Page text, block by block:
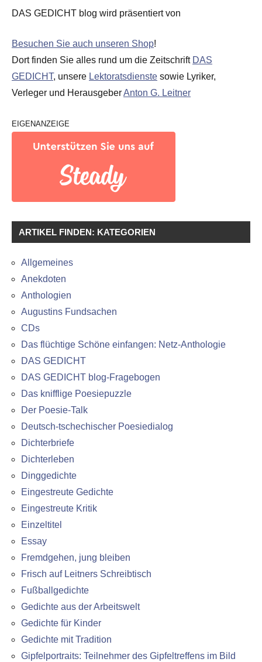
DAS GEDICHT blog wird präsentiert von
Besuchen Sie auch unseren Shop!
Dort finden Sie alles rund um die Zeitschrift DAS
GEDICHT, unsere Lektoratsdienste sowie Lyriker,
Verleger und HerausgeberAnton G. Leitner
EIGENANZEIGE
ARTIKEL FINDEN: KATEGORIEN
Allgemeines
Anekdoten
Anthologien
Augustins Fundsachen
CDs
Das flüchtige Schöne einfangen: Netz-Anthologie
DAS GEDICHT
DAS GEDICHT blog-Fragebogen
Das knifflige Poesiepuzzle
Der Poesie-Talk
Deutsch-tschechischer Poesiedialog
Dichterbriefe
Dichterleben
Dinggedichte
Eingestreute Gedichte
Eingestreute Kritik
Einzeltitel
Essay
Fremdgehen, jung bleiben
Frisch auf Leitners Schreibtisch
Fußballgedichte
Gedichte aus der Arbeitswelt
Gedichte für Kinder
Gedichte mit Tradition
Gipfelportraits: Teilnehmer des Gipfeltreffens im Bild